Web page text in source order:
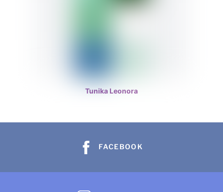
Tunika Leonora
FACEBOOK